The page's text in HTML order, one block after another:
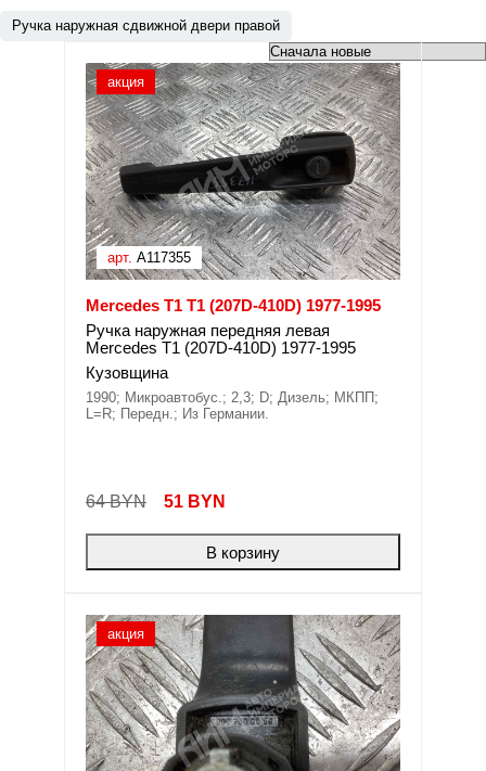
Ручка наружная сдвижной двери правой
акция
арт. A117355
Mercedes T1 T1 (207D-410D) 1977-1995
Ручка наружная передняя левая
Mercedes T1 (207D-410D) 1977-1995
Кузовщина
1990; Микроавтобус.; 2,3; D; Дизель; МКПП;
L=R; Передн.; Из Германии.
64 BYN 51 BYN
В корзину
акция